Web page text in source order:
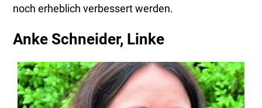
noch erheblich verbessert werden.
Anke Schneider, Linke